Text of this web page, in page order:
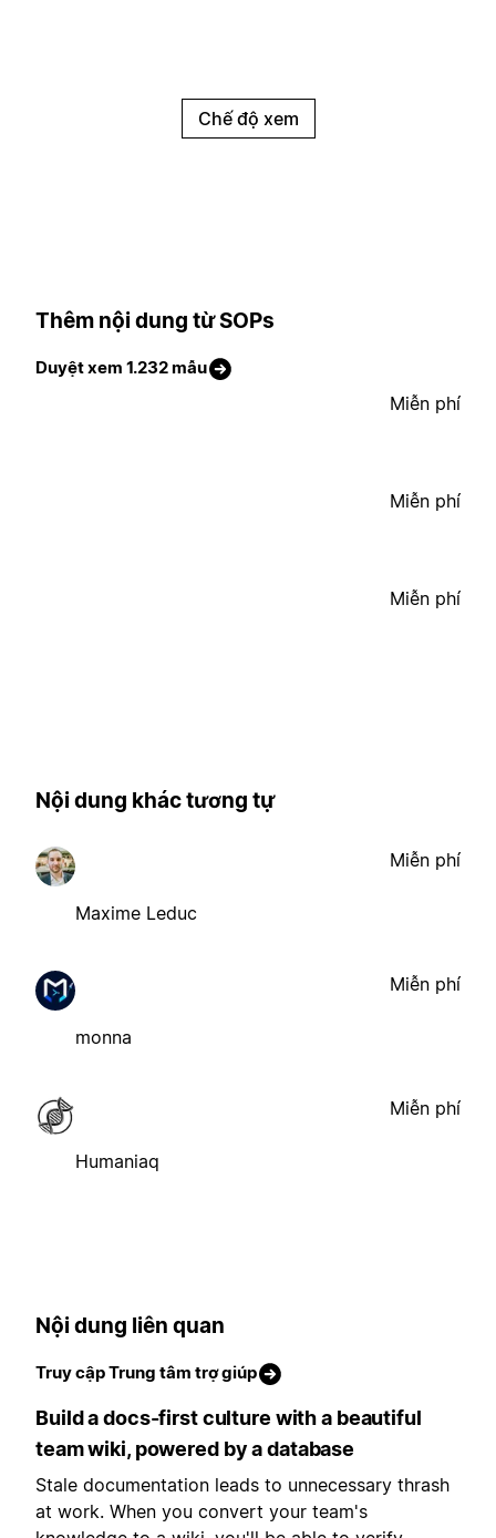
Chế độ xem
Thêm nội dung từ SOPs
Duyệt xem 1.232 mẫu
Miễn phí
Miễn phí
Miễn phí
Nội dung khác tương tự
Maxime Leduc
Miễn phí
monna
Miễn phí
Humaniaq
Miễn phí
Nội dung liên quan
Truy cập Trung tâm trợ giúp
Build a docs-first culture with a beautiful
team wiki, powered by a database
Stale documentation leads to unnecessary thrash
at work. When you convert your team's